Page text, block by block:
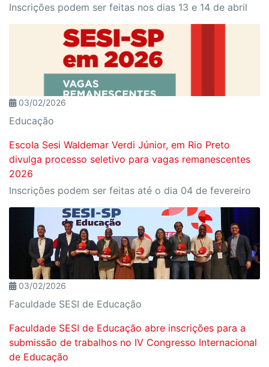
Inscrições podem ser feitas nos dias 13 e 14 de abril
03/02/2026
Educação
Escola Sesi Waldemar Verdi Júnior, em Rio Preto
divulga processo seletivo para vagas remanescentes
2026
Inscrições podem ser feitas até o dia 04 de fevereiro
03/02/2026
Faculdade SESI de Educação
Faculdade SESI de Educação abre inscrições para a
submissão de trabalhos no IV Congresso Internacional
de Educação